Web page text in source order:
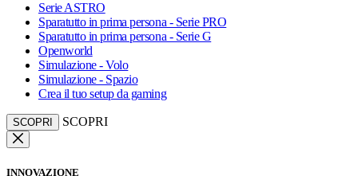
Serie ASTRO
Sparatutto in prima persona - Serie PRO
Sparatutto in prima persona - Serie G
Openworld
Simulazione - Volo
Simulazione - Spazio
Crea il tuo setup da gaming
SCOPRI SCOPRI
INNOVAZIONE